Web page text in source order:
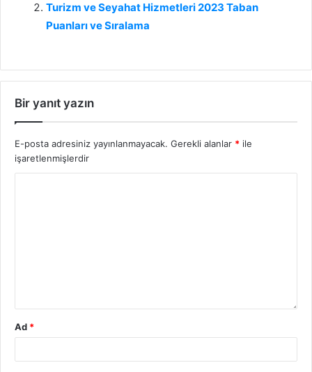
Turizm ve Seyahat Hizmetleri 2023 Taban
Puanları ve Sıralama
Bir yanıt yazın
E-posta adresiniz yayınlanmayacak. Gerekli alanlar * ile
işaretlenmişlerdir
Ad *